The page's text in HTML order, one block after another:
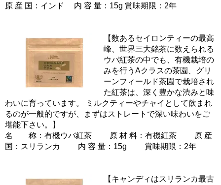
原 産 国：インド 内 容 量：15g 賞味期限：2年
【数あるセイロンティーの最高
峰、世界三大銘茶に数えられる
ウバ紅茶の中でも、有機栽培の
みを行うAクラスの茶園、グリ
ーンフィールド茶園で栽培され
た紅茶は、深く豊かな渋みと味
わいに育っています。 ミルクティーやチャイとして飲まれ
るのが一般的ですが、まずはストレートで深い味わいをご
堪能下さい。】
名 称：有機ウバ紅茶 原 材 料：有機紅茶 原 産
国：スリランカ 内 容 量：15g 賞味期限：2年
【キャンディはスリランカ最古